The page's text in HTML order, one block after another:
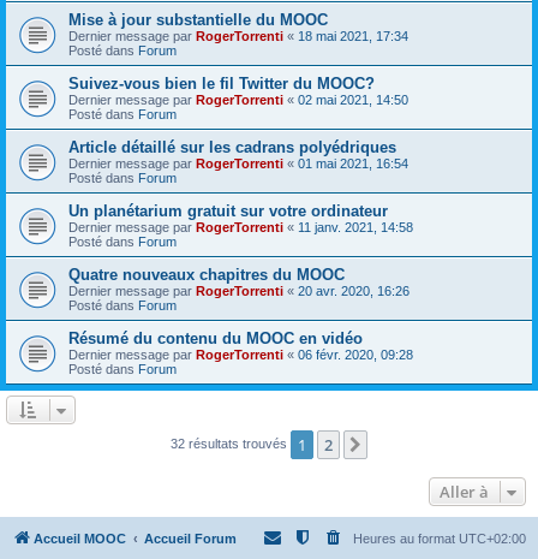
Mise à jour substantielle du MOOC
Dernier message par RogerTorrenti « 18 mai 2021, 17:34
Posté dans Forum
Suivez-vous bien le fil Twitter du MOOC?
Dernier message par RogerTorrenti « 02 mai 2021, 14:50
Posté dans Forum
Article détaillé sur les cadrans polyédriques
Dernier message par RogerTorrenti « 01 mai 2021, 16:54
Posté dans Forum
Un planétarium gratuit sur votre ordinateur
Dernier message par RogerTorrenti « 11 janv. 2021, 14:58
Posté dans Forum
Quatre nouveaux chapitres du MOOC
Dernier message par RogerTorrenti « 20 avr. 2020, 16:26
Posté dans Forum
Résumé du contenu du MOOC en vidéo
Dernier message par RogerTorrenti « 06 févr. 2020, 09:28
Posté dans Forum
32 résultats trouvés 1 2
Aller à
Accueil MOOC Accueil Forum Heures au format UTC+02:00